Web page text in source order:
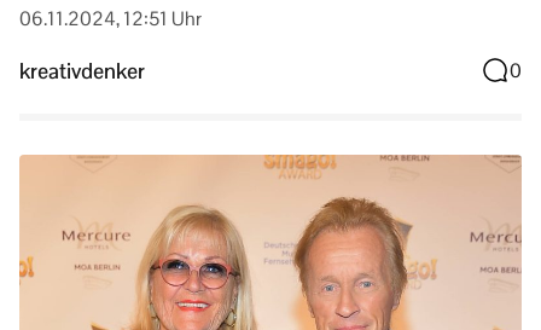
06.11.2024, 12:51 Uhr
kreativdenker 0